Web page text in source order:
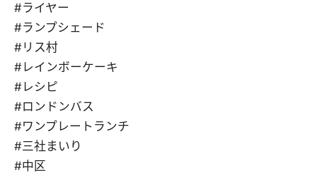
#ライヤー
#ランプシェード
#リス村
#レインボーケーキ
#レシピ
#ロンドンバス
#ワンプレートランチ
#三社まいり
#中区